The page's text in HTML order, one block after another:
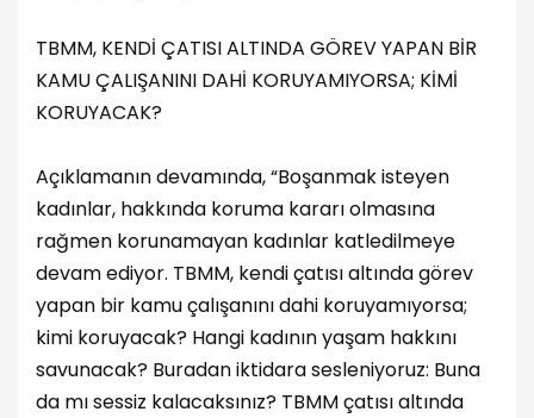
TBMM, KENDİ ÇATISI ALTINDA GÖREV YAPAN BİR
KAMU ÇALIŞANINI DAHİ KORUYAMIYORSA; KİMİ
KORUYACAK?
Açıklamanın devamında, “Boşanmak isteyen
kadınlar, hakkında koruma kararı olmasına
rağmen korunamayan kadınlar katledilmeye
devam ediyor. TBMM, kendi çatısı altında görev
yapan bir kamu çalışanını dahi koruyamıyorsa;
kimi koruyacak? Hangi kadının yaşam hakkını
savunacak? Buradan iktidara sesleniyoruz: Buna
da mı sessiz kalacaksınız? TBMM çatısı altında